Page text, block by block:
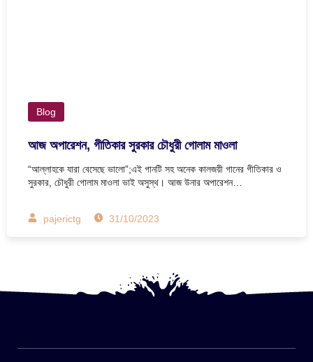
Blog
আজ অপারেশন, গীতিকার সুরকার চৌধুরী গোলাম মাওলা
“আল্লাহকে যারা বেসেছে ভালো”;এই গানটি সহ অনেক কালজয়ী গানের গীতিকার ও
সুরকার, চৌধুরী গোলাম মাওলা ভাই অসুস্থ। আজ উনার অপারেশন…
pajerictg 31/10/2023